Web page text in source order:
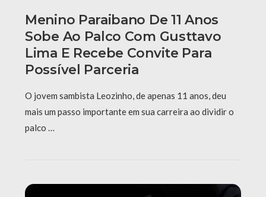
Menino Paraibano De 11 Anos
Sobe Ao Palco Com Gusttavo
Lima E Recebe Convite Para
Possível Parceria
O jovem sambista Leozinho, de apenas 11 anos, deu
mais um passo importante em sua carreira ao dividir o
palco …